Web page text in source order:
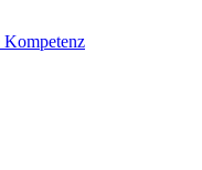
Kompetenz